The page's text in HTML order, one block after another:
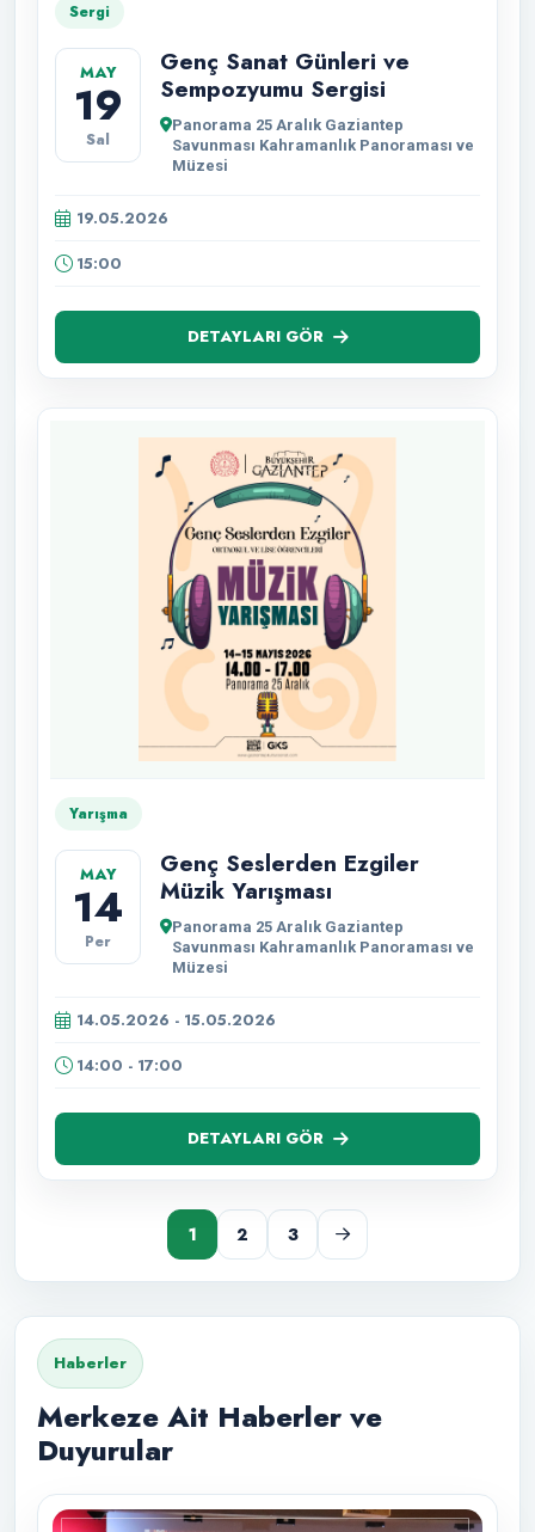
Sergi
MAY
19
Sal
Genç Sanat Günleri ve
Sempozyumu Sergisi
Panorama 25 Aralık Gaziantep
Savunması Kahramanlık Panoraması ve
Müzesi
19.05.2026
15:00
DETAYLARI GÖR
Yarışma
MAY
14
Per
Genç Seslerden Ezgiler
Müzik Yarışması
Panorama 25 Aralık Gaziantep
Savunması Kahramanlık Panoraması ve
Müzesi
14.05.2026 - 15.05.2026
14:00 - 17:00
DETAYLARI GÖR
1 2 3
Haberler
Merkeze Ait Haberler ve
Duyurular